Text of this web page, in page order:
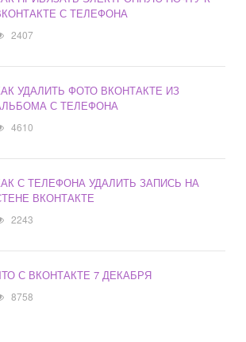
С ТЕЛЕФОНА
2407
УДАЛИТЬ ФОТО ВКОНТАКТЕ ИЗ
С ТЕЛЕФОНА
4610
С ТЕЛЕФОНА УДАЛИТЬ ЗАПИСЬ НА
ВКОНТАКТЕ
2243
С ВКОНТАКТЕ 7 ДЕКАБРЯ
8758